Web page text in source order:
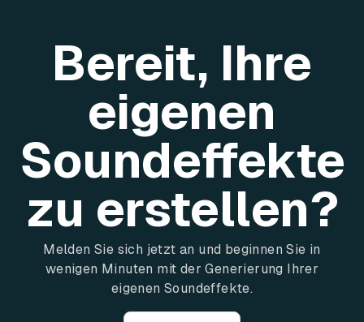
Bereit, Ihre
eigenen
Soundeffekte
zu erstellen?
Melden Sie sich jetzt an und beginnen Sie in
wenigen Minuten mit der Generierung Ihrer
eigenen Soundeffekte.